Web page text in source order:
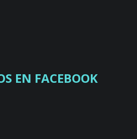
EN FACEBOOK